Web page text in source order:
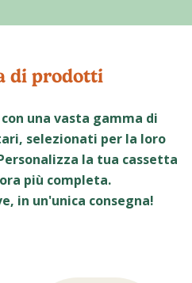
di prodotti
una vasta gamma di
selezionati per la loro
la tua cassetta
più completa.
in un'unica consegna!